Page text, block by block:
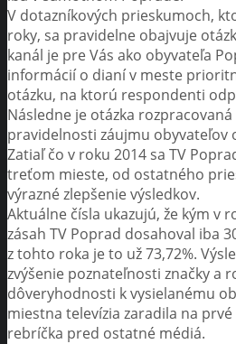
zmeny
v TV
Poprad
V dotazníkových prieskumoch,
roky, sa pravidelne obajvuje
kanál je pre Vás ako obyvateľa
informácií o dianí v meste
otázku, na ktorú respondenti
Následne je otázka
pravidelnosti záujmu obyvateľov
Zatiaľ čo v roku 2014 sa TV
treťom mieste, od ostatného
výrazné zlepšenie výsledkov.
Aktuálne čísla ukazujú, že kým v
zásah TV Poprad dosahoval iba
z tohto roka je to už 73,72%.
zvýšenie poznateľnosti značky a
dôveryhodnosti k vysielanému
miestna televízia zaradila na
rebríčka pred ostatné médiá.